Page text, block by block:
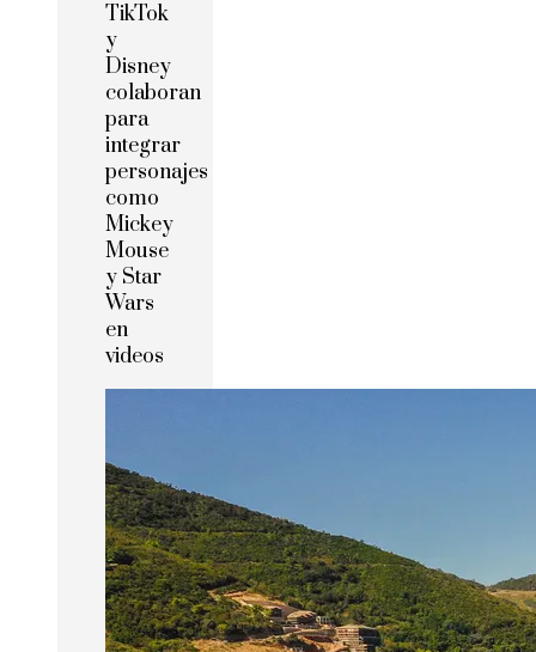
TikTok
y
Disney
colaboran
para
integrar
personajes
como
Mickey
Mouse
y Star
Wars
en
videos